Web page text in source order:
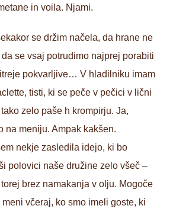
in voila. Njami.
se držim načela, da hrane ne
se vsaj potrudimo najprej porabiti
pokvarljive… V hladilniku imam
tisti, ki se peče v pečici v lični
zelo paše h krompirju. Ja,
na meniju. Ampak kakšen.
nekje zasledila idejo, ki bo
polovici naše družine zelo všeč –
brez namakanja v olju. Mogoče
včeraj, ko smo imeli goste, ki